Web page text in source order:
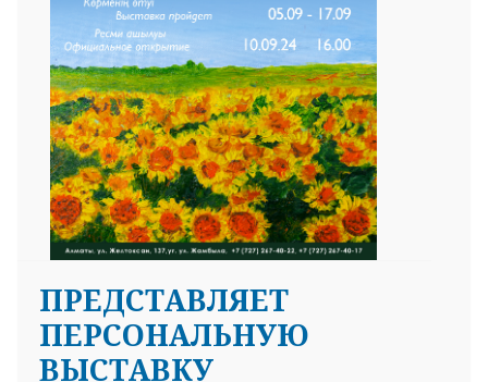
ПРЕДСТАВЛЯЕТ
ПЕРСОНАЛЬНУЮ
ВЫСТАВКУ